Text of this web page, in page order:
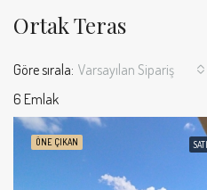
Ortak Teras
6 Emlak
Göre sırala: Varsayılan Sipariş
ÖNE ÇIKAN